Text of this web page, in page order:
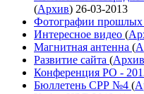
(Архив) 26-03-2013
Фотографии прошлых
Интересное видео (
Магнитная антенна (
Развитие сайта (Архив
Конференция РО -
Бюллетень СРР №4 (